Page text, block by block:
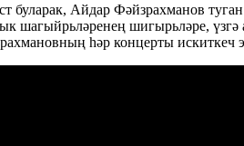
Айдар Фәйзрахманов
шагыйрьләренең шигырьләре,
һәр концерты